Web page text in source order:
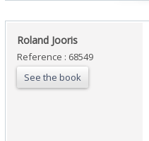
‎Roland Jooris‎
Reference : 68549
See the book